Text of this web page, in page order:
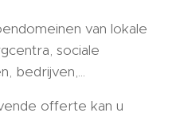
van lokale
sociale
bedrijven,...
offerte kan u